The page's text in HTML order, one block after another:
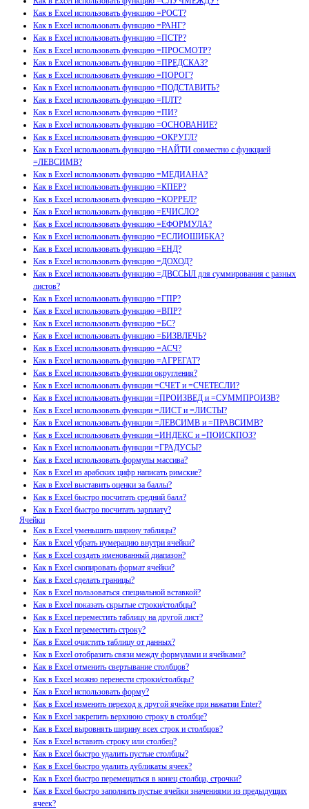
Как в Excel использовать функцию =РОСТ?
Как в Excel использовать функцию =РАНГ?
Как в Excel использовать функцию =ПСТР?
Как в Excel использовать функцию =ПРОСМОТР?
Как в Excel использовать функцию =ПРЕДСКАЗ?
Как в Excel использовать функцию =ПОРОГ?
Как в Excel использовать функцию =ПОДСТАВИТЬ?
Как в Excel использовать функцию =ПЛТ?
Как в Excel использовать функцию =ПИ?
Как в Excel использовать функцию =ОСНОВАНИЕ?
Как в Excel использовать функцию =ОКРУГЛ?
Как в Excel использовать функцию =НАЙТИ совместно с функцией
=ЛЕВСИМВ?
Как в Excel использовать функцию =МЕДИАНА?
Как в Excel использовать функцию =КПЕР?
Как в Excel использовать функцию =КОРРЕЛ?
Как в Excel использовать функцию =ЕЧИСЛО?
Как в Excel использовать функцию =ЕФОРМУЛА?
Как в Excel использовать функцию =ЕСЛИОШИБКА?
Как в Excel использовать функцию =ЕНД?
Как в Excel использовать функцию =ДОХОД?
Как в Excel использовать функцию =ДВССЫЛ для суммирования с разных
листов?
Как в Excel использовать функцию =ГПР?
Как в Excel использовать функцию =ВПР?
Как в Excel использовать функцию =БС?
Как в Excel использовать функцию =БИЗВЛЕЧЬ?
Как в Excel использовать функцию =АСЧ?
Как в Excel использовать функцию =АГРЕГАТ?
Как в Excel использовать функции округления?
Как в Excel использовать функции =СЧЕТ и =СЧЕТЕСЛИ?
Как в Excel использовать функции =ПРОИЗВЕД и =СУММПРОИЗВ?
Как в Excel использовать функции =ЛИСТ и =ЛИСТЫ?
Как в Excel использовать функции =ЛЕВСИМВ и =ПРАВСИМВ?
Как в Excel использовать функции =ИНДЕКС и =ПОИСКПОЗ?
Как в Excel использовать функции =ГРАДУСЫ?
Как в Excel использовать формулы массива?
Как в Excel из арабских цифр написать римские?
Как в Excel выставить оценки за баллы?
Как в Excel быстро посчитать средний балл?
Как в Excel быстро посчитать зарплату?
Ячейки
Как в Excel уменьшить ширину таблицы?
Как в Excel убрать нумерацию внутри ячейки?
Как в Excel создать именованный диапазон?
Как в Excel скопировать формат ячейки?
Как в Excel сделать границы?
Как в Excel пользоваться специальной вставкой?
Как в Excel показать скрытые строки/столбцы?
Как в Excel переместить таблицу на другой лист?
Как в Excel переместить строку?
Как в Excel очистить таблицу от данных?
Как в Excel отобразить связи между формулами и ячейками?
Как в Excel отменить свертывание столбцов?
Как в Excel можно перенести строки/столбцы?
Как в Excel использовать форму?
Как в Excel изменить переход к другой ячейке при нажатии Enter?
Как в Excel закрепить верхнюю строку в столбце?
Как в Excel выровнять ширину всех строк и столбцов?
Как в Excel вставить строку или столбец?
Как в Excel быстро удалить пустые столбцы?
Как в Excel быстро удалить дубликаты ячеек?
Как в Excel быстро перемещаться в конец столбца, строчки?
Как в Excel быстро заполнить пустые ячейки значениями из предыдущих
ячеек?